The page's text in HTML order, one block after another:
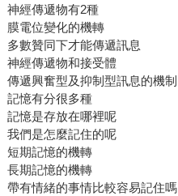
神經傳遞物有2種
膜電位變化的機轉
多數贊同下才能傳遞訊息
神經傳遞物和接受體
傳遞興奮型及抑制型訊息的機制
記憶有分很多種
記憶是存放在哪裡呢
我們是怎麼記住的呢
短期記憶的機轉
長期記憶的機轉
帶有情緒的事情比較容易記住嗎